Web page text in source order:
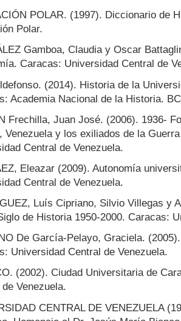
POLAR. (1997). Diccionario de
Polar.
Gamboa, Claudia y Oscar
Caracas: Universidad Central de
(2014). Historia de la
Academia Nacional de la Historia.
Frechilla, Juan José. (2006). 1936-
Venezuela y los exiliados de la
Central de Venezuela.
Eleazar (2009). Autonomía
Central de Venezuela.
Luís Cipriano, Silvio Villegas y
de Historia 1950-2000. Caracas:
De García-Pelayo, Graciela.
Universidad Central de Venezuela.
(2002). Ciudad Universitaria de
Venezuela.
CENTRAL DE VENEZUELA